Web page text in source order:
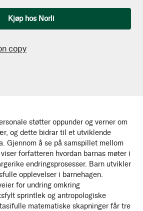
støtter oppunder og verner om
og dette bidrar til et utviklende
Gjennom å se på samspillet mellom
forfatteren hvordan barnas møter i
endringsprosesser. Barn utvikler
opplevelser i barnehagen.
for undring omkring
sprintlek og antropologiske
matematiske skapninger får tre
Kjøp hos Norli
copy